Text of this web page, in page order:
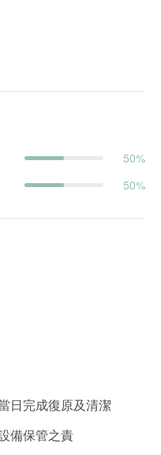
50%
50%
日完成復原及清潔
備保管之責